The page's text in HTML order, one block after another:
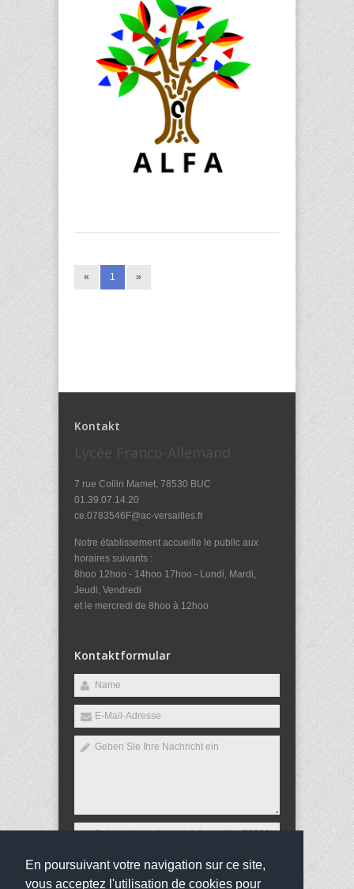
En poursuivant votre navigation sur ce site,
vous acceptez l'utilisation de cookies pour
« 1 »
Kontakt
Lycée Franco-Allemand
7 rue Collin Mamet, 78530 BUC
01.39.07.14.20
ce.0783546F@ac-versailles.fr
Notre établissement accueille le public aux
horaires suivants :
8hoo 12hoo - 14hoo 17hoo - Lundi, Mardi,
Jeudi, Vendredi
et le mercredi de 8hoo à 12hoo
Kontaktformular
Versenden